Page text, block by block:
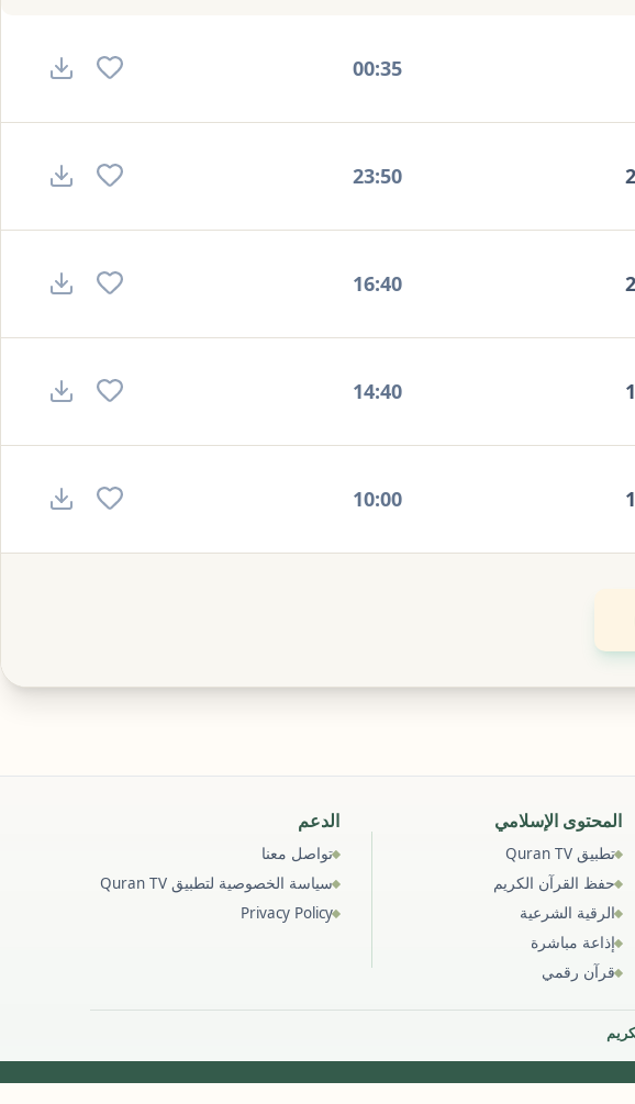
00:35
23:50
16:40
14:40
10:00
المحتوى الإسلامي
تطبيق Quran TV
حفظ القرآن الكريم
الرقية الشرعية
إذاعة مباشرة
قرآن رقمي
الدعم
تواصل معنا
سياسة الخصوصية لتطبيق Quran TV
Privacy Policy